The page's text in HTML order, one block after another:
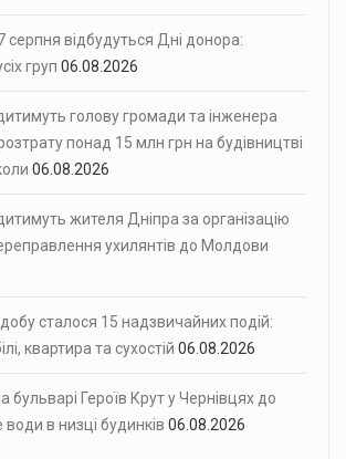
серпня відбудуться Дні донора:
груп 06.08.2026
голову громади та інженера
понад 15 млн грн на будівництві
06.08.2026
жителя Дніпра за організацію
ухилянтів до Молдови
сталося 15 надзвичайних подій:
квартира та сухостій 06.08.2026
бульварі Героїв Крут у Чернівцях до
в низці будинків 06.08.2026